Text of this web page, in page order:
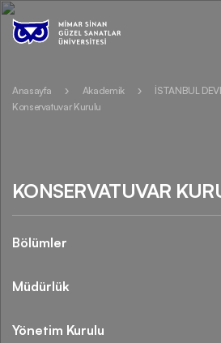
Anasayfa Akademik
İSTANBUL
Konservatuvar Kurulu
KONSERVATUVAR
Bölümler
Müdürlük
Yönetim Kurulu